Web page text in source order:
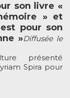
son livre «
» et
pour son
»Diffusée le
présenté
Spira pour